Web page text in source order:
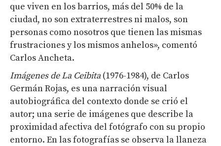
que viven en los barrios, más del 50% de la
ciudad, no son extraterrestres ni malos, son
personas como nosotros que tienen las mismas
frustraciones y los mismos anhelos», comentó
Carlos Ancheta.
Imágenes de La Ceibita (1976-1984), de Carlos
Germán Rojas, es una narración visual
autobiográfica del contexto donde se crió el
autor; una serie de imágenes que describe la
proximidad afectiva del fotógrafo con su propio
entorno. En las fotografías se observa la llaneza